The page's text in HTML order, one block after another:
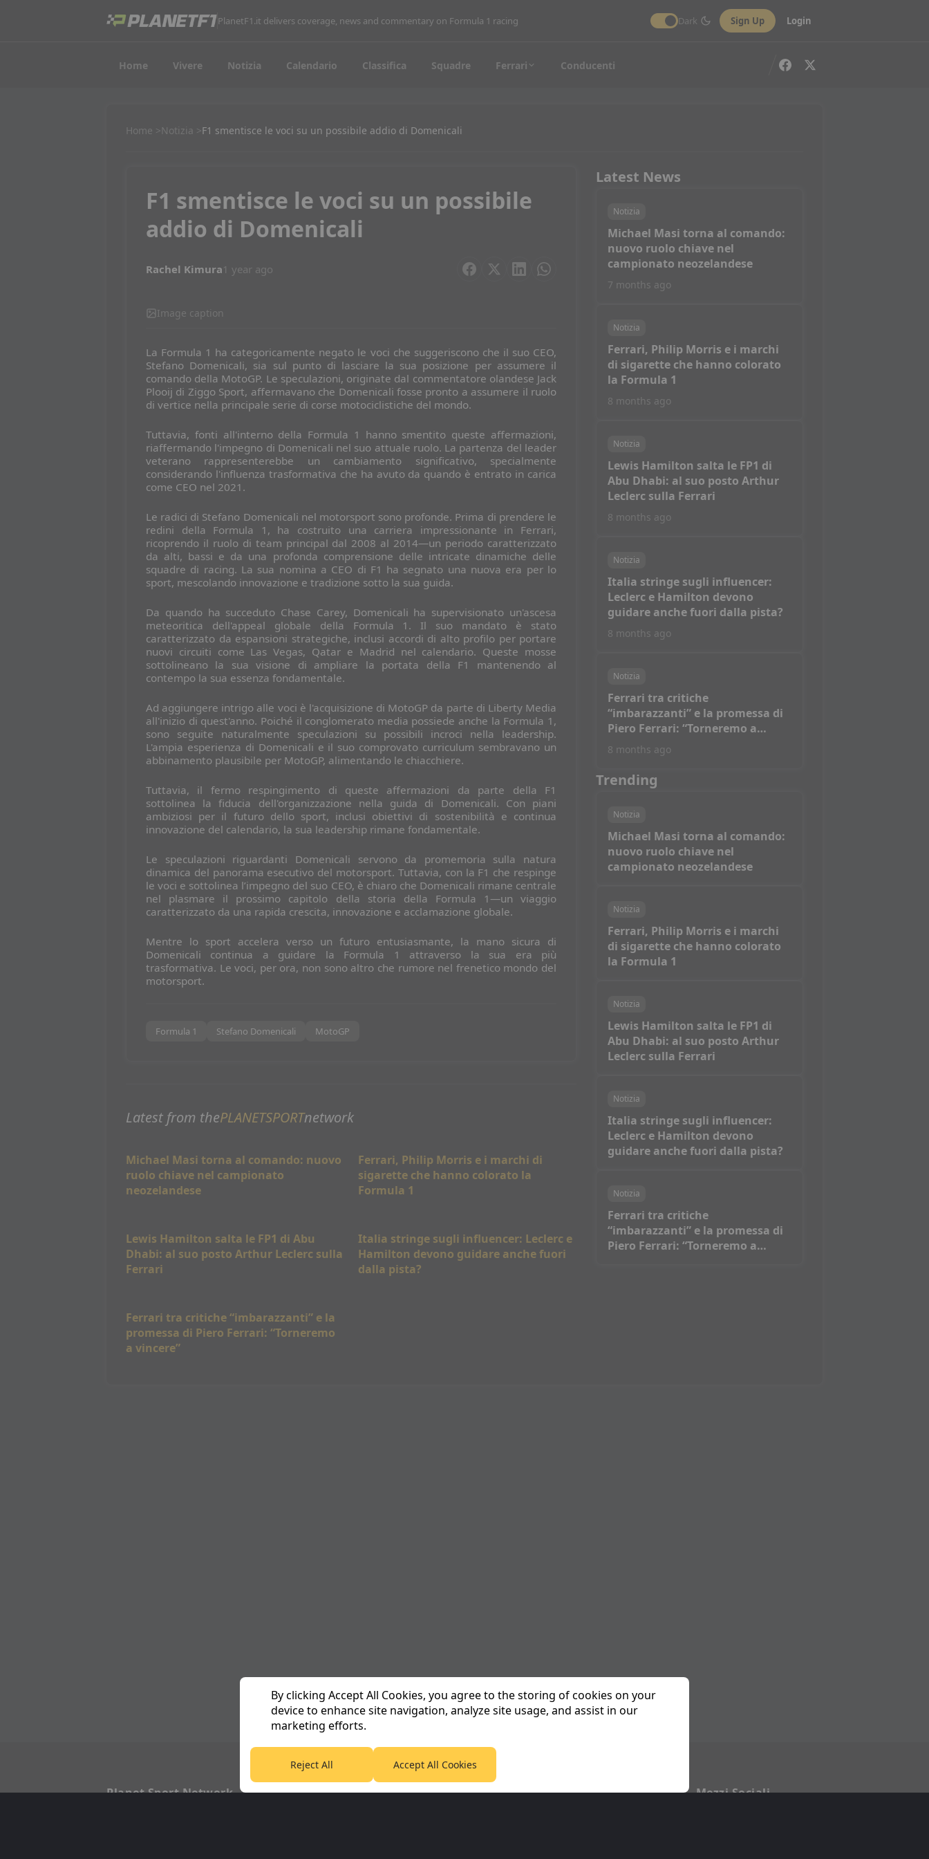
PlanetF1.it delivers coverage, news and commentary on Formula 1 racing Dark Sign Up Login
Home Vivere Notizia Calendario Classifica Squadre Ferrari Conducenti
Home Notizia F1 smentisce le voci su un possibile addio di Domenicali
F1 smentisce le voci su un possibile
addio di Domenicali
Rachel Kimura 1 year ago
Image caption
La Formula 1 ha categoricamente negato le voci che suggeriscono che il suo CEO,
Stefano Domenicali, sia sul punto di lasciare la sua posizione per assumere il
comando della MotoGP. Le speculazioni, originate dal commentatore olandese Jack
Plooij di Ziggo Sport, affermavano che Domenicali fosse pronto a assumere il ruolo
di vertice nella principale serie di corse motociclistiche del mondo.
Tuttavia, fonti all'interno della Formula 1 hanno smentito queste affermazioni,
riaffermando l'impegno di Domenicali nel suo attuale ruolo. La partenza del leader
veterano rappresenterebbe un cambiamento significativo, specialmente
considerando l'influenza trasformativa che ha avuto da quando è entrato in carica
come CEO nel 2021.
Le radici di Stefano Domenicali nel motorsport sono profonde. Prima di prendere le
redini della Formula 1, ha costruito una carriera impressionante in Ferrari,
ricoprendo il ruolo di team principal dal 2008 al 2014—un periodo caratterizzato
da alti, bassi e da una profonda comprensione delle intricate dinamiche delle
squadre di racing. La sua nomina a CEO di F1 ha segnato una nuova era per lo
sport, mescolando innovazione e tradizione sotto la sua guida.
Da quando ha succeduto Chase Carey, Domenicali ha supervisionato un'ascesa
meteoritica dell'appeal globale della Formula 1. Il suo mandato è stato
caratterizzato da espansioni strategiche, inclusi accordi di alto profilo per portare
nuovi circuiti come Las Vegas, Qatar e Madrid nel calendario. Queste mosse
sottolineano la sua visione di ampliare la portata della F1 mantenendo al
contempo la sua essenza fondamentale.
Ad aggiungere intrigo alle voci è l'acquisizione di MotoGP da parte di Liberty Media
all'inizio di quest'anno. Poiché il conglomerato media possiede anche la Formula 1,
sono seguite naturalmente speculazioni su possibili incroci nella leadership.
L'ampia esperienza di Domenicali e il suo comprovato curriculum sembravano un
abbinamento plausibile per MotoGP, alimentando le chiacchiere.
Tuttavia, il fermo respingimento di queste affermazioni da parte della F1
sottolinea la fiducia dell'organizzazione nella guida di Domenicali. Con piani
ambiziosi per il futuro dello sport, inclusi obiettivi di sostenibilità e continua
innovazione del calendario, la sua leadership rimane fondamentale.
Le speculazioni riguardanti Domenicali servono da promemoria sulla natura
dinamica del panorama esecutivo del motorsport. Tuttavia, con la F1 che respinge
le voci e sottolinea l’impegno del suo CEO, è chiaro che Domenicali rimane centrale
nel plasmare il prossimo capitolo della storia della Formula 1—un viaggio
caratterizzato da una rapida crescita, innovazione e acclamazione globale.
Mentre lo sport accelera verso un futuro entusiasmante, la mano sicura di
Domenicali continua a guidare la Formula 1 attraverso la sua era più
trasformativa. Le voci, per ora, non sono altro che rumore nel frenetico mondo del
motorsport.
Formula 1 Stefano Domenicali MotoGP
Latest from thePLANETSPORTnetwork
Michael Masi torna al comando: nuovo
ruolo chiave nel campionato
neozelandese
Ferrari, Philip Morris e i marchi di
sigarette che hanno colorato la
Formula 1
Lewis Hamilton salta le FP1 di Abu
Dhabi: al suo posto Arthur Leclerc sulla
Ferrari
Italia stringe sugli influencer: Leclerc e
Hamilton devono guidare anche fuori
dalla pista?
Ferrari tra critiche “imbarazzanti” e la
promessa di Piero Ferrari: “Torneremo
a vincere”
Latest News
Notizia
Michael Masi torna al comando:
nuovo ruolo chiave nel
campionato neozelandese
7 months ago
Notizia
Ferrari, Philip Morris e i marchi
di sigarette che hanno colorato
la Formula 1
8 months ago
Notizia
Lewis Hamilton salta le FP1 di
Abu Dhabi: al suo posto Arthur
Leclerc sulla Ferrari
8 months ago
Notizia
Italia stringe sugli influencer:
Leclerc e Hamilton devono
guidare anche fuori dalla pista?
8 months ago
Notizia
Ferrari tra critiche
“imbarazzanti” e la promessa di
Piero Ferrari: “Torneremo a
vincere”
8 months ago
Trending
Notizia
Michael Masi torna al comando:
nuovo ruolo chiave nel
campionato neozelandese
Notizia
Ferrari, Philip Morris e i marchi
di sigarette che hanno colorato
la Formula 1
Notizia
Lewis Hamilton salta le FP1 di
Abu Dhabi: al suo posto Arthur
Leclerc sulla Ferrari
Notizia
Italia stringe sugli influencer:
Leclerc e Hamilton devono
guidare anche fuori dalla pista?
Notizia
Ferrari tra critiche
“imbarazzanti” e la promessa di
Piero Ferrari: “Torneremo a
Planet Sport Network Corporate & Partners Planet F1 Info Mezzi Sociali
By clicking Accept All Cookies, you agree to the storing of cookies on your
device to enhance site navigation, analyze site usage, and assist in our
marketing efforts.
Reject All Accept All Cookies